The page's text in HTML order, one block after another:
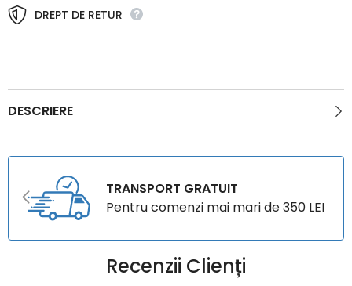
DREPT DE RETUR
DESCRIERE
TRANSPORT GRATUIT
Pentru comenzi mai mari de 350 LEI
Recenzii Clienți